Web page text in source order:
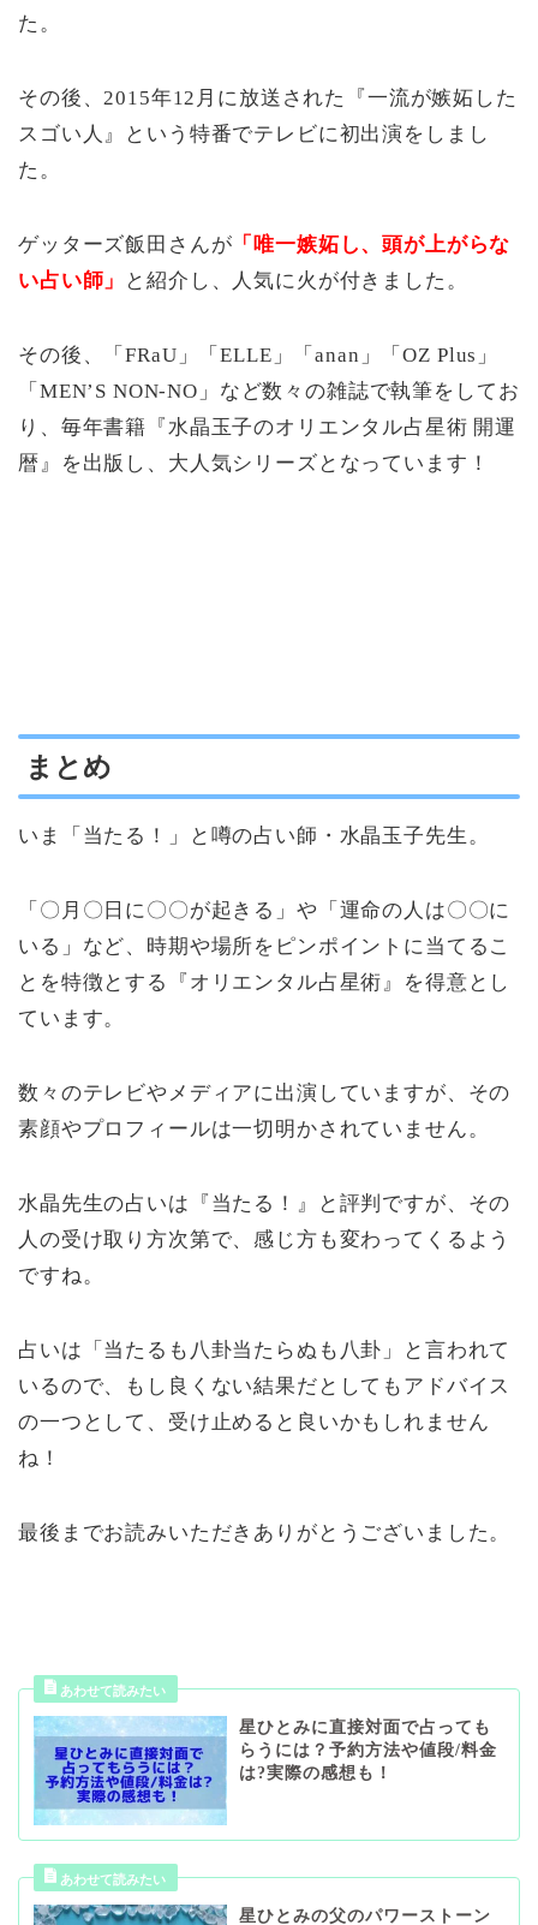
た。
その後、2015年12月に放送された『一流が嫉妬した
スゴい人』という特番でテレビに初出演をしまし
た。
ゲッターズ飯田さんが 「唯一嫉妬し、頭が上がらな
い占い師」
と紹介し、人気に火が付きました。
その後、「FRaU」「ELLE」「anan」「OZ Plus」
「MEN’S NON-NO」など数々の雑誌で執筆をしてお
り、毎年書籍『水晶玉子のオリエンタル占星術 開運
暦』を出版し、大人気シリーズとなっています！
まとめ
いま「当たる！」と噂の占い師・水晶玉子先生。
「〇月〇日に〇〇が起きる」や「運命の人は〇〇に
いる」など、時期や場所をピンポイントに当てるこ
とを特徴とする『オリエンタル占星術』を得意とし
ています。
数々のテレビやメディアに出演していますが、その
素顔やプロフィールは一切明かされていません。
水晶先生の占いは『当たる！』と評判ですが、その
人の受け取り方次第で、感じ方も変わってくるよう
ですね。
占いは「当たるも八卦当たらぬも八卦」と言われて
いるので、もし良くない結果だとしてもアドバイス
の一つとして、受け止めると良いかもしれません
ね！
最後までお読みいただきありがとうございました。
星ひとみに直接対面で占っても
らうには？予約方法や値段/料金
は?実際の感想も！
星ひとみの父のパワーストーン